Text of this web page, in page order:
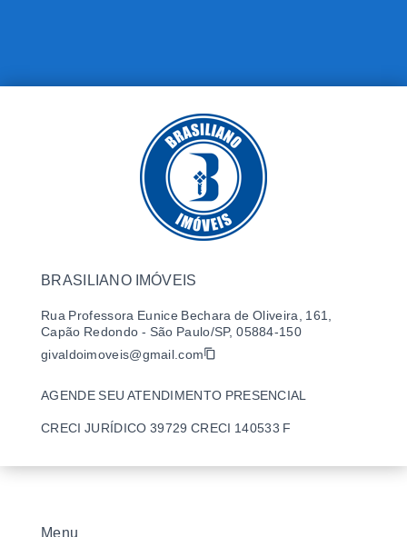
Menu
BRASILIANO IMÓVEIS
Rua Professora Eunice Bechara de Oliveira, 161,
Capão Redondo - São Paulo/SP, 05884-150
givaldoimoveis@gmail.com
AGENDE SEU ATENDIMENTO PRESENCIAL
CRECI JURÍDICO 39729 CRECI 140533 F